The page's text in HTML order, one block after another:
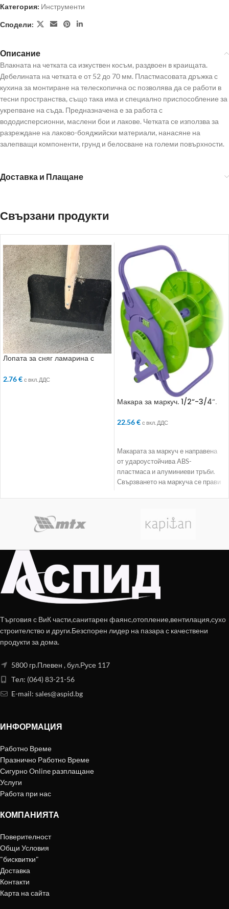
Категория: Инструменти
Сподели:
Описание
Влакната на четката са изкуствен косъм, раздвоен в краищата.
Дебелината на четката е от 52 до 70 мм. Пластмасовата дръжка с
кухина за монтиране на телескопична ос позволява да се работи в
тесни пространства, също така има и специално приспособление за
укрепване на съда. Предназначена е за работа с
вододисперсионни, маслени бои и лакове. Четката се използва за
разреждане на лаково-бояджийски материали, нанасяне на
залепващи компоненти, грунд и белосване на големи повърхности.
Доставка и Плащане
Свързани продукти
Лопата за сняг ламарина с
2.76€ с вкл. ДДС
Макара за маркуч. 1/2“-3/4“.
22.56€ с вкл. ДДС
Макарата за маркуч е направена
от удароустойчива ABS-
пластмаса и алуминиеви тръби.
Свързването на маркуча се прави
Търговия с ВиК части,санитарен фаянс,отопление,вентилация,сухо
строителство и други.Безспорен лидер на пазара с качествени
продукти за дома.
5800 гр.Плевен , бул.Русе 117
Тел: (064) 83-21-56
E-mail: sales@aspid.bg
ИНФОРМАЦИЯ
Работно Време
Празнично Работно Време
Сигурно Online разплащане
Услуги
Работа при нас
КОМПАНИЯТА
Поверителност
Общи Условия
"бисквитки"
Доставка
Контакти
Карта на сайта